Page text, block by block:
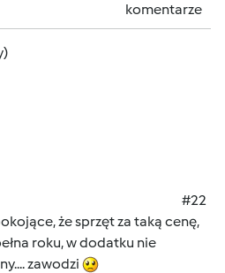
komentarze
#22
że sprzęt za taką cenę,
roku, w dodatku nie
zawodzi